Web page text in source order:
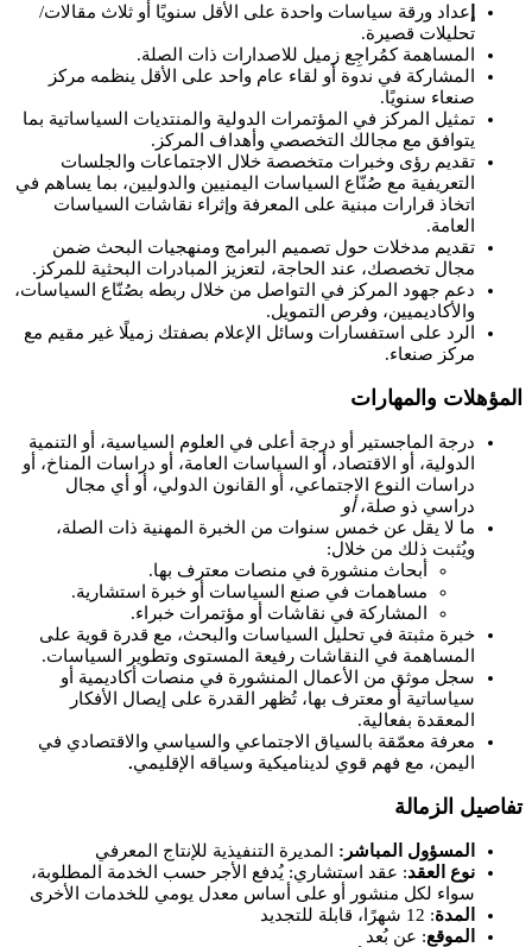
عداد ورقة سياسات واحدة على الأقل سنويًا أو ثلاث مقالات/
تحليلات قصيرة.
المساهمة كمُراجِع زميل للاصدارات ذات الصلة.
المشاركة في ندوة أو لقاء عام واحد على الأقل ينظمه مركز
صنعاء سنويًا.
تمثيل المركز في المؤتمرات الدولية والمنتديات السياساتية بما
يتوافق مع مجالك التخصصي وأهداف المركز.
تقديم رؤى وخبرات متخصصة خلال الاجتماعات والجلسات
التعريفية مع صُنّاع السياسات اليمنيين والدوليين، بما يساهم في
اتخاذ قرارات مبنية على المعرفة وإثراء نقاشات السياسات
العامة.
تقديم مدخلات حول تصميم البرامج ومنهجيات البحث ضمن
مجال تخصصك، عند الحاجة، لتعزيز المبادرات البحثية للمركز.
دعم جهود المركز في التواصل من خلال ربطه بصُنّاع السياسات،
والأكاديميين، وفرص التمويل.
الرد على استفسارات وسائل الإعلام بصفتك زميلًا غير مقيم مع
مركز صنعاء.
المؤهلات والمهارات
درجة الماجستير أو درجة أعلى في العلوم السياسية، أو التنمية
الدولية، أو الاقتصاد، أو السياسات العامة، أو دراسات المناخ، أو
دراسات النوع الاجتماعي، أو القانون الدولي، أو أي مجال
دراسي ذو صلة،أو
ما لا يقل عن خمس سنوات من الخبرة المهنية ذات الصلة،
ويُثبت ذلك من خلال:
أبحاث منشورة في منصات معترف بها.
مساهمات في صنع السياسات أو خبرة استشارية.
المشاركة في نقاشات أو مؤتمرات خبراء.
خبرة مثبتة في تحليل السياسات والبحث، مع قدرة قوية على
المساهمة في النقاشات رفيعة المستوى وتطوير السياسات.
سجل موثق من الأعمال المنشورة في منصات أكاديمية أو
سياساتية أو معترف بها، تُظهر القدرة على إيصال الأفكار
المعقدة بفعالية.
معرفة معمّقة بالسياق الاجتماعي والسياسي والاقتصادي في
اليمن، مع فهم قوي لديناميكية وسياقه الإقليمي.
تفاصيل الزمالة
المسؤول المباشر: المديرة التنفيذية للإنتاج المعرفي
نوع العقد: عقد استشاري: يُدفع الأجر حسب الخدمة المطلوبة،
سواء لكل منشور أو على أساس معدل يومي للخدمات الأخرى
المدة: 12 شهرًا، قابلة للتجديد
الموقع: عن بُعد